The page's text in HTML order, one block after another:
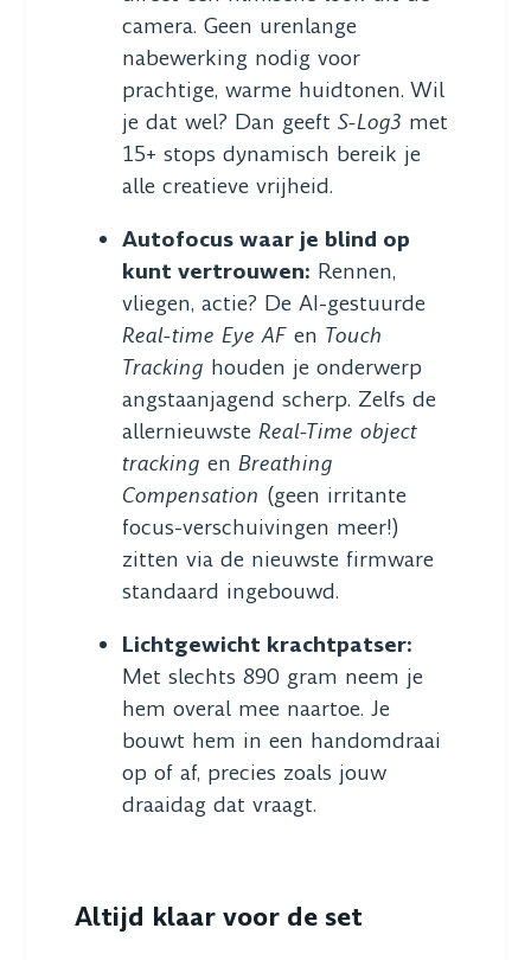
camera. Geen urenlange
nabewerking nodig voor
prachtige, warme huidtonen. Wil
je dat wel? Dan geeft S-Log3 met
15+ stops dynamisch bereik je
alle creatieve vrijheid.
Autofocus waar je blind op
kunt vertrouwen: Rennen,
vliegen, actie? De AI-gestuurde
Real-time Eye AFen Touch
Tracking houden je onderwerp
angstaanjagend scherp. Zelfs de
allernieuwste Real-Time object
tracking en Breathing
Compensation (geen irritante
focus-verschuivingen meer!)
zitten via de nieuwste firmware
standaard ingebouwd.
Lichtgewicht krachtpatser:
Met slechts 890 gram neem je
hem overal mee naartoe. Je
bouwt hem in een handomdraai
op of af, precies zoals jouw
draaidag dat vraagt.
Altijd klaar voor de set